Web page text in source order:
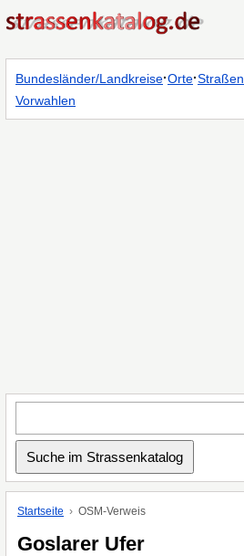
Bundesländer/Landkreise·Orte·Straßen
Vorwahlen
Startseite OSM-Verweis
Goslarer Ufer